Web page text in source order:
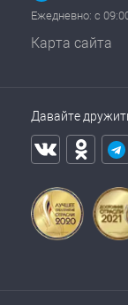
Ежедневно: с
Карта сайта
Давайте